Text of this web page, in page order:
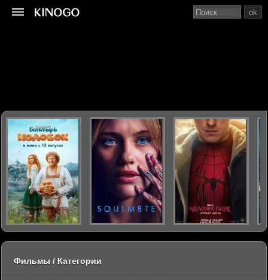
ok
Фильмы / Категории